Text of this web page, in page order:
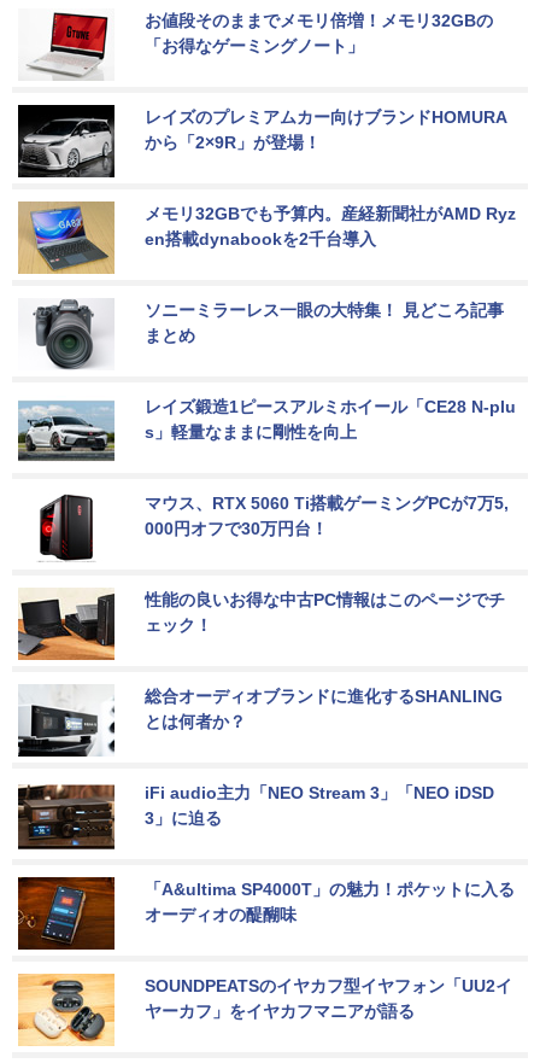
お値段そのままでメモリ倍増！メモリ32GBの
「お得なゲーミングノート」
レイズのプレミアムカー向けブランドHOMURA
から「2×9R」が登場！
メモリ32GBでも予算内。産経新聞社がAMD Ryz
en搭載dynabookを2千台導入
ソニーミラーレス一眼の大特集！ 見どころ記事
まとめ
レイズ鍛造1ピースアルミホイール「CE28 N-plu
s」軽量なままに剛性を向上
マウス、RTX 5060 Ti搭載ゲーミングPCが7万5,
000円オフで30万円台！
性能の良いお得な中古PC情報はこのページでチ
ェック！
総合オーディオブランドに進化するSHANLING
とは何者か？
iFi audio主力「NEO Stream 3」「NEO iDSD
3」に迫る
「A&ultima SP4000T」の魅力！ポケットに入る
オーディオの醍醐味
SOUNDPEATSのイヤカフ型イヤフォン「UU2イ
ヤーカフ」をイヤカフマニアが語る